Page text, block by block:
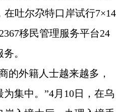
在吐尔尕特口岸试行7×14
移民管理服务平台24
。
的外籍人士越来越多，
集中。”4月10日，在乌